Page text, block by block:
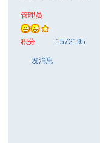
管理员
积分 1572195
发消息